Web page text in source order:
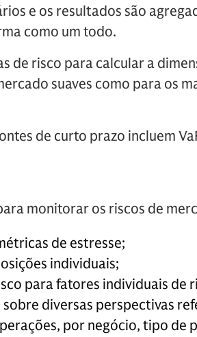
e os resultados são
como um todo.
de risco para calcular a
suaves como para os
de curto prazo incluem
monitorar os riscos de
de estresse;
individuais;
para fatores individuais de
diversas perspectivas
por negócio, tipo de